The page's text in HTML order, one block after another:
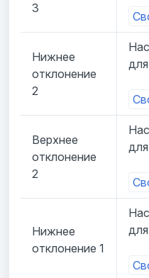
3
Нижнее
отклонение
2
Верхнее
отклонение
2
Нижнее
отклонение 1